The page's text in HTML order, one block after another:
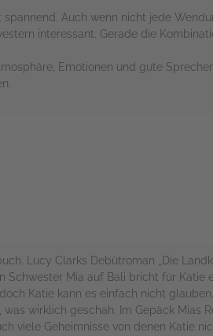
Auch wenn nicht jede
interessant. Gerade die
Emotionen und gute
Lucy Clarks Debütroman „Die
Mia auf Bali bricht für Katie
Katie kann es einfach nicht
wirklich geschah. Im Gepäck Mias
viele Geheimnisse von denen Katie